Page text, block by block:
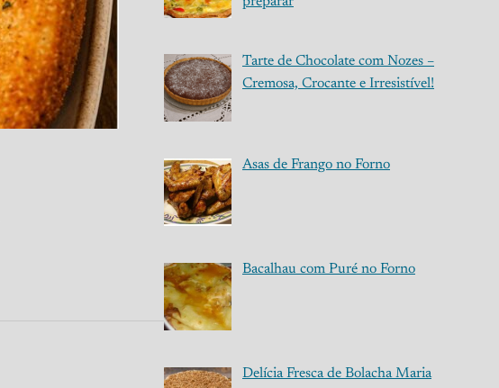
Tarte de Chocolate com Nozes –
Cremosa, Crocante e Irresistível!
Asas de Frango no Forno
Bacalhau com Puré no Forno
Delícia Fresca de Bolacha Maria